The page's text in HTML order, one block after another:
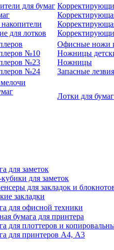
для бумаг
для лотков
№10
№23
№24
Офисные ножи
Ножницы
Ножницы
Запасные лезвия
Лотки для бумаг
для заметок
для заметок
для закладок и
закладки
для офисной техники
бумага для принтера
для плоттеров и
для принтеров А4, А3